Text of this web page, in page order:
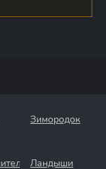
Зимородок
Ландыши